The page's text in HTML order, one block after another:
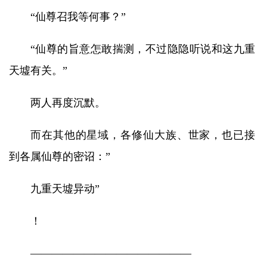
“仙尊召我等何事？”
“仙尊的旨意怎敢揣测，不过隐隐听说和这九重
天墟有关。”
两人再度沉默。
而在其他的星域，各修仙大族、世家，也已接
到各属仙尊的密诏：”
九重天墟异动”
！
———————————————